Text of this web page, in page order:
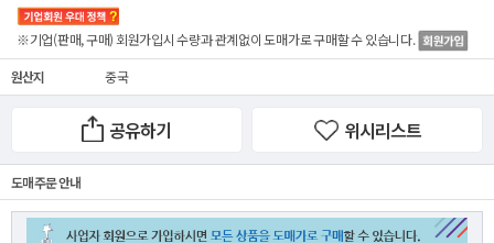
※기업(판매, 구매) 회원가입시 수량과 관계없이도매가로 구매할 수 있습니다.
원산지 중국
공유하기 위시리스트
도매 주문 안내